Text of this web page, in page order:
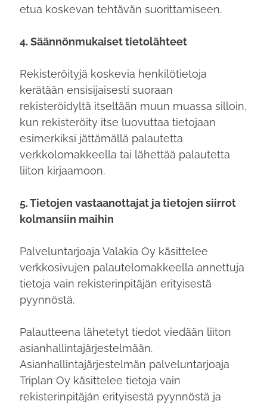
etua koskevan tehtävän suorittamiseen.
4. Säännönmukaiset tietolähteet
Rekisteröityjä koskevia henkilötietoja
kerätään ensisijaisesti suoraan
rekisteröidyltä itseltään muun muassa silloin,
kun rekisteröity itse luovuttaa tietojaan
esimerkiksi jättämällä palautetta
verkkolomakkeella tai lähettää palautetta
liiton kirjaamoon.
5. Tietojen vastaanottajat ja tietojen siirrot
kolmansiin maihin
Palveluntarjoaja Valakia Oy käsittelee
verkkosivujen palautelomakkeella annettuja
tietoja vain rekisterinpitäjän erityisestä
pyynnöstä.
Palautteena lähetetyt tiedot viedään liiton
asianhallintajärjestelmään.
Asianhallintajärjestelmän palveluntarjoaja
Triplan Oy käsittelee tietoja vain
rekisterinpitäjän erityisestä pyynnöstä ja